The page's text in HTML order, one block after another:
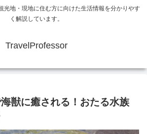
光地・現地に住む方に向けた生活情報を分かりやす
く解説しています。
TravelProfessor
獣に癒される！おたる水族